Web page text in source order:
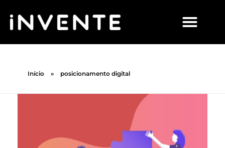
Início » posicionamento digital